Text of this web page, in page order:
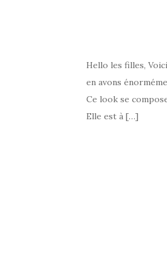
Hello les filles,
en avons
Ce look se
Elle est à […]